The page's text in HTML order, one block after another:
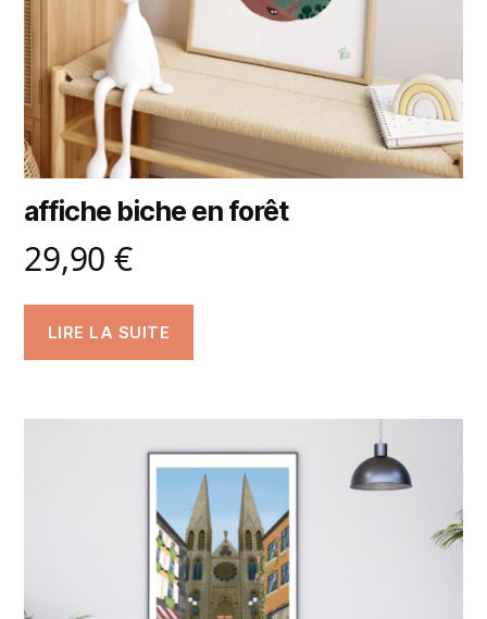
affiche biche en forêt
29,90 €
LIRE LA SUITE